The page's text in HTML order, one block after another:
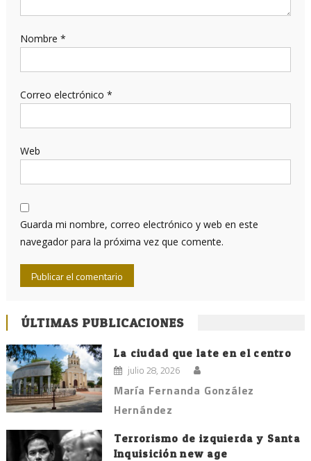
Nombre *
Correo electrónico *
Web
Guarda mi nombre, correo electrónico y web en este
navegador para la próxima vez que comente.
ÚLTIMAS PUBLICACIONES
La ciudad que late en el centro
julio 28, 2026
María Fernanda González
Hernández
Terrorismo de izquierda y Santa
Inquisición new age